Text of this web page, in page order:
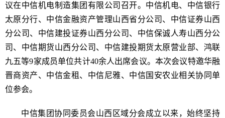
议在中信机电制造集团有限公司召开。中信机电、中信银行
太原分行、中信金融资产管理山西省分公司、中信证券山西
分公司、中信建投证券山西分公司、中信保诚人寿山西分公
司、中信期货山西分公司、中信建投期货太原营业部、鸿联
九五等9家成员单位共计40余人出席会议。本次会议特邀华融
晋商资产、中信金租、中信尼雅、中信国安农业相关协同单
位参会。
中信集团协同委员会山西区域分会成立以来，始终坚持